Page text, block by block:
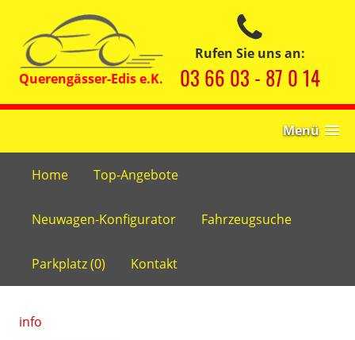
Rufen Sie uns an:
03 66 03 - 87 0 14
Menü
Home Top-Angebote
Neuwagen-Konfigurator Fahrzeugsuche
Parkplatz (0) Kontakt
info